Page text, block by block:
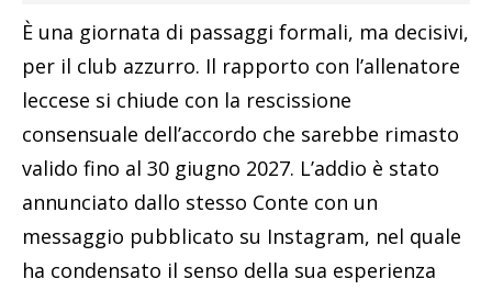
È una giornata di passaggi formali, ma decisivi,
per il club azzurro. Il rapporto con l’allenatore
leccese si chiude con la rescissione
consensuale dell’accordo che sarebbe rimasto
valido fino al 30 giugno 2027. L’addio è stato
annunciato dallo stesso Conte con un
messaggio pubblicato su Instagram, nel quale
ha condensato il senso della sua esperienza